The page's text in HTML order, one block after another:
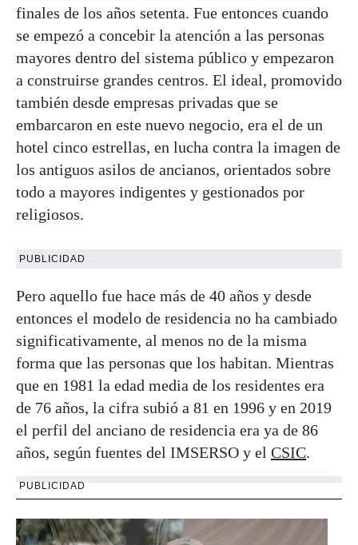
finales de los años setenta. Fue entonces cuando
se empezó a concebir la atención a las personas
mayores dentro del sistema público y empezaron
a construirse grandes centros. El ideal, promovido
también desde empresas privadas que se
embarcaron en este nuevo negocio, era el de un
hotel cinco estrellas, en lucha contra la imagen de
los antiguos asilos de ancianos, orientados sobre
todo a mayores indigentes y gestionados por
religiosos.
PUBLICIDAD
Pero aquello fue hace más de 40 años y desde
entonces el modelo de residencia no ha cambiado
significativamente, al menos no de la misma
forma que las personas que los habitan. Mientras
que en 1981 la edad media de los residentes era
de 76 años, la cifra subió a 81 en 1996 y en 2019
el perfil del anciano de residencia era ya de 86
años, según fuentes del IMSERSO y el CSIC.
PUBLICIDAD